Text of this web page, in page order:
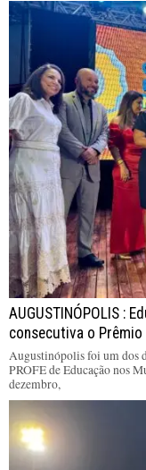
AUGUSTINÓPOLIS :
consecutiva o
Augustinópolis foi um dos
PROFE de Educação nos
dezembro,